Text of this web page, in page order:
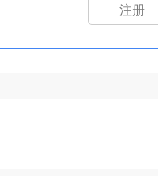
注册